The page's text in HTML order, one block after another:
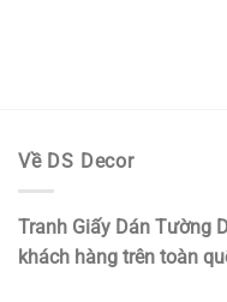
Về DS Decor
Tranh Giấy Dán Tường
khách hàng trên toàn